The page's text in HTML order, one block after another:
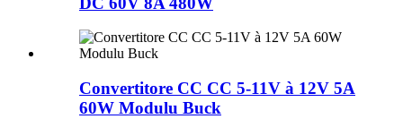
Convertitore CC CC 5-11V à 12V 5A
60W Modulu Buck